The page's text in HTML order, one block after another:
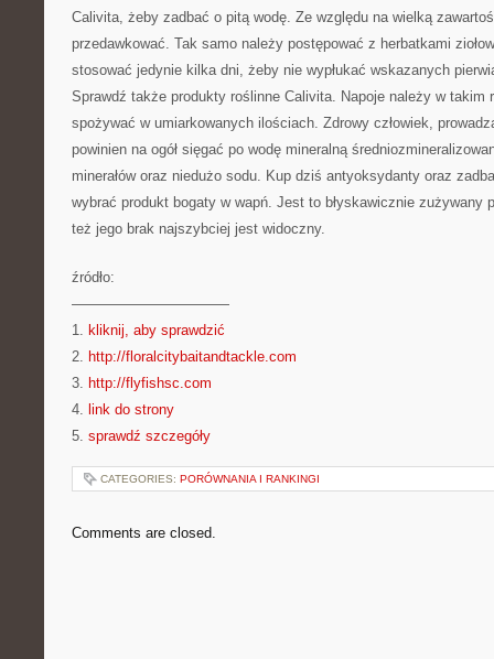
Calivita, żeby zadbać o pitą wodę. Ze względu na wielką
przedawkować. Tak samo należy postępować z herbatkami
stosować jedynie kilka dni, żeby nie wypłukać wskazanych
Sprawdź także produkty roślinne Calivita. Napoje należy w takim
spożywać w umiarkowanych ilościach. Zdrowy człowiek,
powinien na ogół sięgać po wodę mineralną
minerałów oraz niedużo sodu. Kup dziś antyoksydanty oraz
wybrać produkt bogaty w wapń. Jest to błyskawicznie zużywany
też jego brak najszybciej jest widoczny.
źródło:
———————————
1. kliknij, aby sprawdzić
2. http://floralcitybaitandtackle.com
3. http://flyfishsc.com
4. link do strony
5. sprawdź szczegóły
CATEGORIES: PORÓWNANIA I RANKINGI
Comments are closed.